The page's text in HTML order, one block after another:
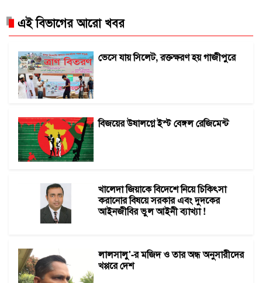
এই বিভাগের আরো খবর
ভেসে যায় সিলেট, রক্তক্ষরণ হয় গাজীপুরে
বিজয়ের উষালগ্নে ইস্ট বেঙ্গল রেজিমেন্ট
খালেদা জিয়াকে বিদেশে নিয়ে চিকিৎসা
করানোর বিষয়ে সরকার এবং দুদকের
আইনজীবির ভুল আইনী ব্যাখ্যা !
লালসালু'-র মজিদ ও তার অন্ধ অনুসারীদের
খপ্পরে দেশ